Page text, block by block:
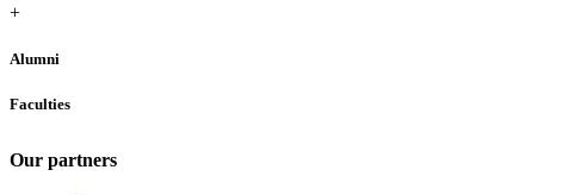
+
Alumni
Faculties
Our partners